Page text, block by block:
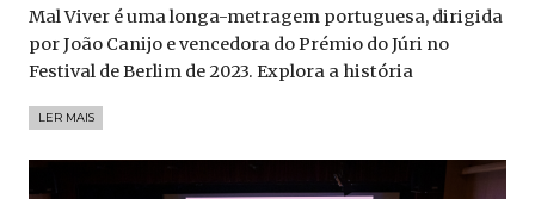
Mal Viver é uma longa-metragem portuguesa, dirigida
por João Canijo e vencedora do Prémio do Júri no
Festival de Berlim de 2023. Explora a história
LER MAIS